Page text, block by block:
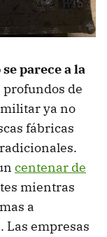
parece a la
profundos de
ya no
fábricas
centenar de
mientras
a
Las empresas